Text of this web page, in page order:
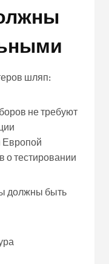
шляп:
не требуют
о тестировании
должны быть